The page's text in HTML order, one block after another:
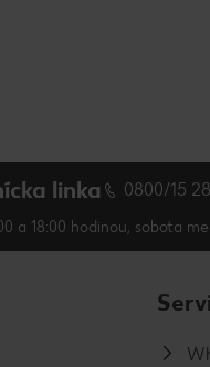
linka 0800/15
a 18:00 hodinou, sobota